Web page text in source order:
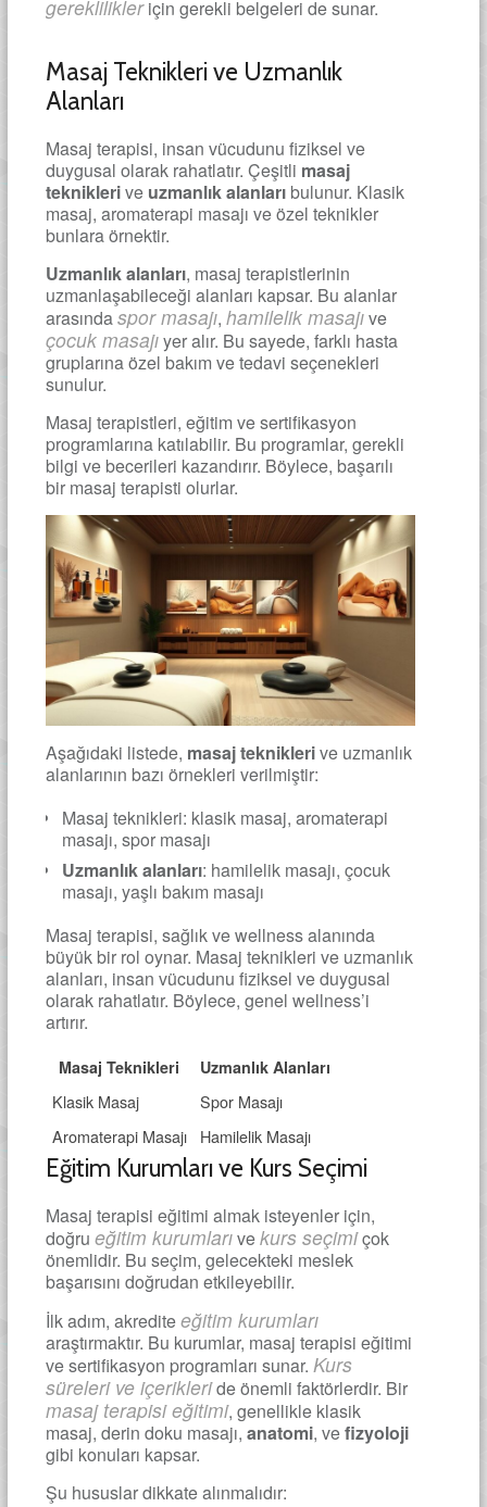
gereklilikleriçin gerekli belgeleri de sunar.
Masaj Teknikleri ve Uzmanlık
Alanları
Masaj terapisi, insan vücudunu fiziksel ve
duygusal olarak rahatlatır. Çeşitli masaj
tekniklerive uzmanlık alanlarıbulunur. Klasik
masaj, aromaterapi masajı ve özel teknikler
bunlara örnektir.
Uzmanlık alanları, masaj terapistlerinin
uzmanlaşabileceği alanları kapsar. Bu alanlar
arasındaspor masajı, hamilelik masajıve
çocuk masajıyer alır. Bu sayede, farklı hasta
gruplarına özel bakım ve tedavi seçenekleri
sunulur.
Masaj terapistleri, eğitim ve sertifikasyon
programlarına katılabilir. Bu programlar, gerekli
bilgi ve becerileri kazandırır. Böylece, başarılı
bir masaj terapisti olurlar.
Aşağıdaki listede, masaj tekniklerive uzmanlık
alanlarının bazı örnekleri verilmiştir:
Masaj teknikleri: klasik masaj, aromaterapi
masajı, spor masajı
Uzmanlık alanları: hamilelik masajı, çocuk
masajı, yaşlı bakım masajı
Masaj terapisi, sağlık ve wellness alanında
büyük bir rol oynar. Masaj teknikleri ve uzmanlık
alanları, insan vücudunu fiziksel ve duygusal
olarak rahatlatır. Böylece, genel wellness’i
artırır.
Masaj Teknikleri Uzmanlık Alanları
Klasik Masaj
Spor Masajı
Aromaterapi Masajı
Hamilelik Masajı
Eğitim Kurumları ve Kurs Seçimi
Masaj terapisi eğitimi almak isteyenler için,
doğru eğitim kurumlarıvekurs seçimiçok
önemlidir. Bu seçim, gelecekteki meslek
başarısını doğrudan etkileyebilir.
İlk adım, akrediteeğitim kurumları
araştırmaktır. Bu kurumlar, masaj terapisi eğitimi
ve sertifikasyon programları sunar. Kurs
süreleri ve içerikleride önemli faktörlerdir. Bir
masaj terapisi eğitimi, genellikle klasik
masaj, derin doku masajı, anatomi, vefizyoloji
gibi konuları kapsar.
Şu hususlar dikkate alınmalıdır: